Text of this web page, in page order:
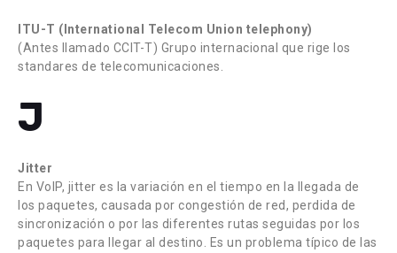
ITU-T (International Telecom Union telephony)
(Antes llamado CCIT-T) Grupo internacional que rige los
standares de telecomunicaciones.
J
Jitter
En VoIP, jitter es la variación en el tiempo en la llegada de
los paquetes, causada por congestión de red, perdida de
sincronización o por las diferentes rutas seguidas por los
paquetes para llegar al destino. Es un problema típico de las